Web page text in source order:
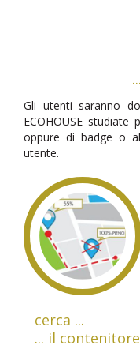
Gli utenti saranno
ECOHOUSE
oppure di badge o
utente.
cerca ...
... il